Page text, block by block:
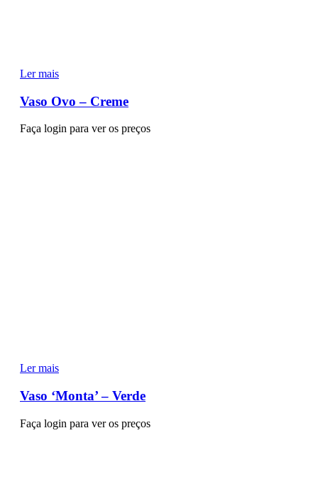
Ler mais
Vaso Ovo – Creme
Faça login para ver os preços
Ler mais
Vaso ‘Monta’ – Verde
Faça login para ver os preços